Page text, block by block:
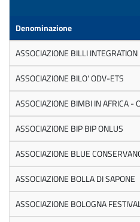
Denominazione
ASSOCIAZIONE BILLI INTEGRATION
ASSOCIAZIONE BILO' ODV-ETS
ASSOCIAZIONE BIMBI IN AFRICA -
ASSOCIAZIONE BIP BIP ONLUS
ASSOCIAZIONE BLUE
ASSOCIAZIONE BOLLA DI SAPONE
ASSOCIAZIONE BOLOGNA